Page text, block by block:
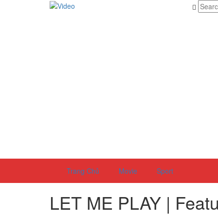
Trang Chủ Movie Sport
LET ME PLAY |